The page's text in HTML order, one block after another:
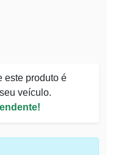
este produto é
veículo.